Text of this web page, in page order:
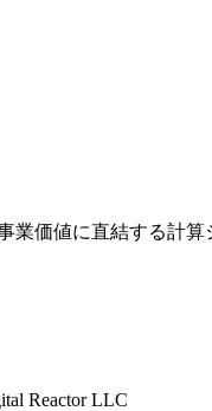
業価値に直結する計
Reactor LLC